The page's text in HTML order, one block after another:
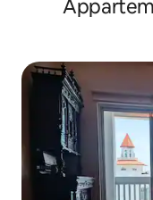
mer|Karaoké